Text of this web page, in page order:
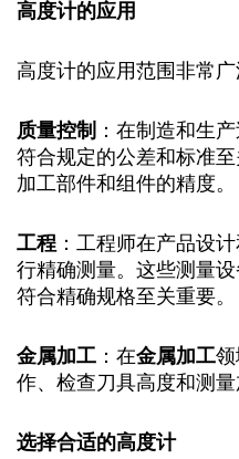
高度计的应用
高度计的应用范围非常
质量控制
：在制造和生
符合规定的公差和标准
加工部件和组件的精度。
工程 ：工程师在产品设
行精确测量。这些测量
符合精确规格至关重要。
金属加工 ：在金属加工
作、检查刀具高度和测量
选择合适的高度计